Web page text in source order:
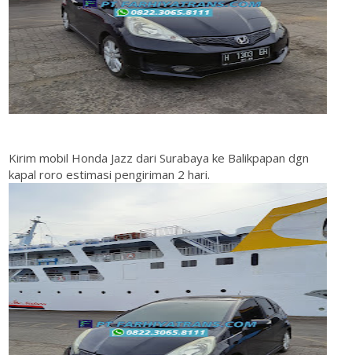
Kirim mobil Honda Jazz dari Surabaya ke Balikpapan dgn
kapal roro estimasi pengiriman 2 hari.